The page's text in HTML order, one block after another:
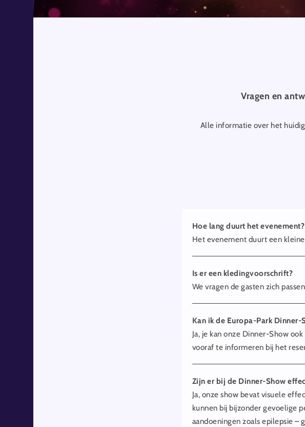
Vragen en
Alle informatie over het
Hoe lang duurt het evenement?
Het evenement duurt een
Is er een kledingvoorschrift?
We vragen de gasten zich
Kan ik de Europa-Park
Ja, je kan onze Dinner-Show
vooraf te informeren bij het
Zijn er bij de Dinner-Show
Ja, onze show bevat visuele
kunnen bij bijzonder gevoelige
aandoeningen zoals epilepsie –